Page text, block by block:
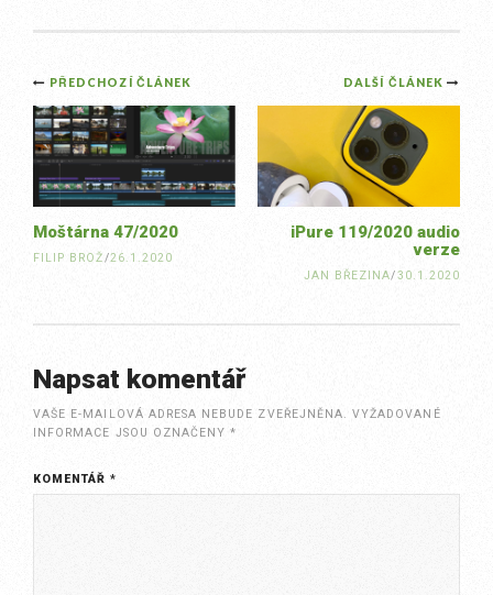
Post
navigation
DALŠÍ ČLÁNEK
iPure 119/2020 audio
verze
JAN BŘEZINA/30.1.2020
PŘEDCHOZÍ ČLÁNEK
Moštárna 47/2020
FILIP BROŽ/26.1.2020
Napsat komentář
VAŠE E-MAILOVÁ ADRESA NEBUDE ZVEŘEJNĚNA. VYŽADOVANÉ
INFORMACE JSOU OZNAČENY*
KOMENTÁŘ*